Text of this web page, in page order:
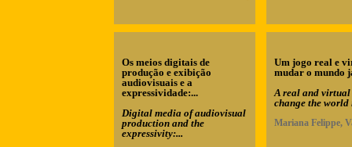
Os meios digitais de
produção e exibição
audiovisuais e a
expressividade:...
Digital media of audiovisual
production and the
expressivity:...
Um jogo real e
mudar o mundo
A real and virtual
change the world
Mariana Felippe,